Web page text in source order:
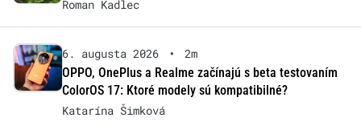
Roman Kadlec
6. augusta 2026 •
2m
OPPO, OnePlus a Realme začínajú s beta testovaním
ColorOS 17: Ktoré modely sú kompatibilné?
Katarína Šimková